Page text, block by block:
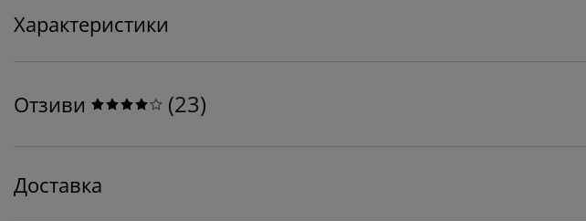
Характеристики
Отзиви (23)
Доставка